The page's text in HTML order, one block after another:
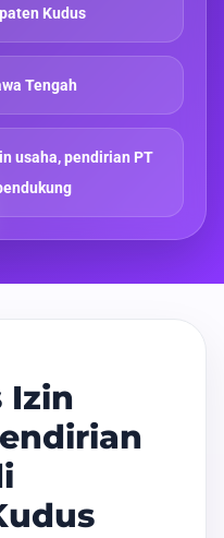
Kudus
Tengah
usaha, pendirian PT
Izin